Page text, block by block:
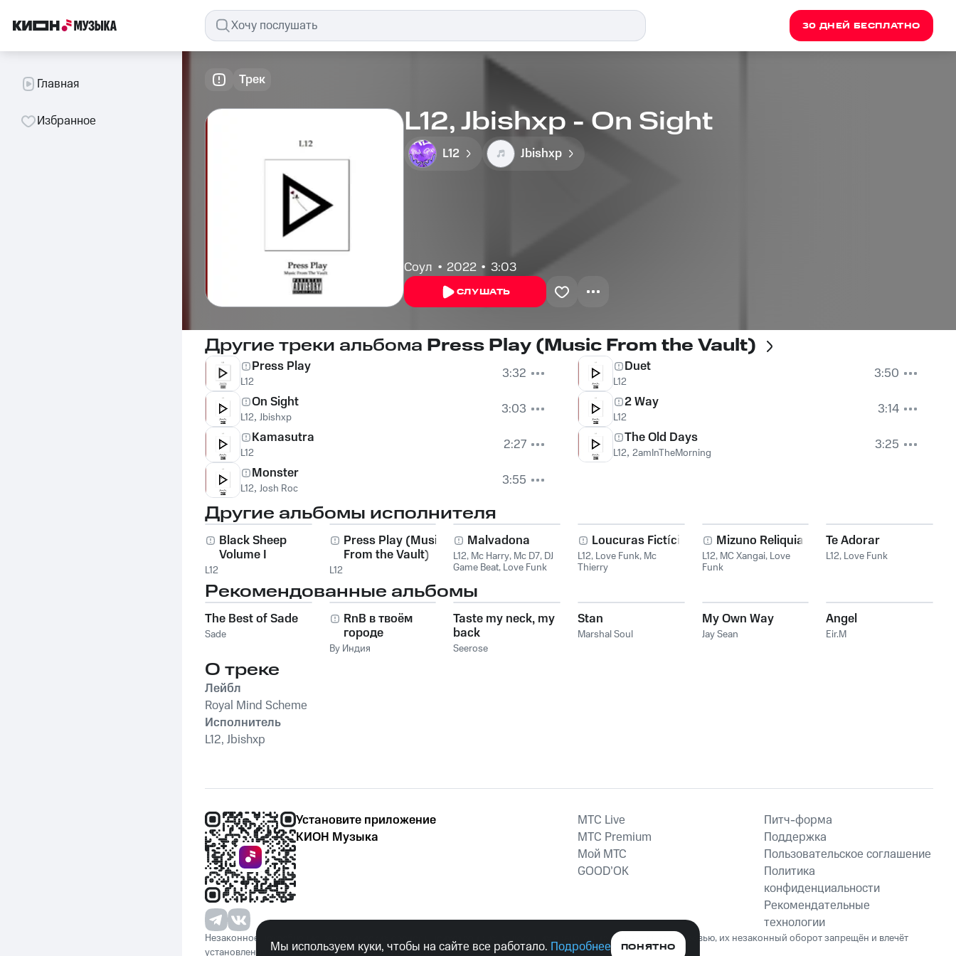
30 ДНЕЙ БЕСПЛАТНО
Главная
Избранное
Трек
L12, Jbishxp - On Sight
L12 Jbishxp
Соул 2022 3:03
СЛУШАТЬ
Другие треки альбома Press Play (Music From the Vault)
Press Play
L12
3:32
On Sight
L12, Jbishxp
3:03
Kamasutra
L12
2:27
Monster
L12, Josh Roc 3:55
Duet
L12
3:50
2 Way
L12
3:14
The Old Days
L12, 2amInTheMorning 3:25
Другие альбомы исполнителя
Black Sheep
Volume I
L12
Press Play (Music
From the Vault)
L12
Malvadona
L12, Mc Harry, Mc D7, DJ
Game Beat, Love Funk
Loucuras Fictícias
L12, Love Funk, Mc
Thierry
Mizuno Reliquia
L12, MC Xangai, Love
Funk
Te Adorar
L12, Love Funk
Рекомендованные альбомы
The Best of Sade
Sade
RnB в твоём
городе
By Индия
Taste my neck, my
back
Seerose
Stan
Marshal Soul
My Own Way
Jay Sean
Angel
Eir.M
О треке
Лейбл
Royal Mind Scheme
Исполнитель
L12, Jbishxp
Установите приложение
КИОН Музыка
MTС Live
MTС Premium
Мой МТС
GOOD’OK
Питч-форма
Поддержка
Пользовательское соглашение
Политика
конфиденциальности
Рекомендательные
технологии
Незаконное потребление наркотических средств, психотропных веществ, их аналогов причиняет вред здоровью, их незаконный оборот запрещён и влечёт
установленную законодательством ответственность.
Мы используем куки, чтобы на сайте все работало. Подробнее ПОНЯТНО